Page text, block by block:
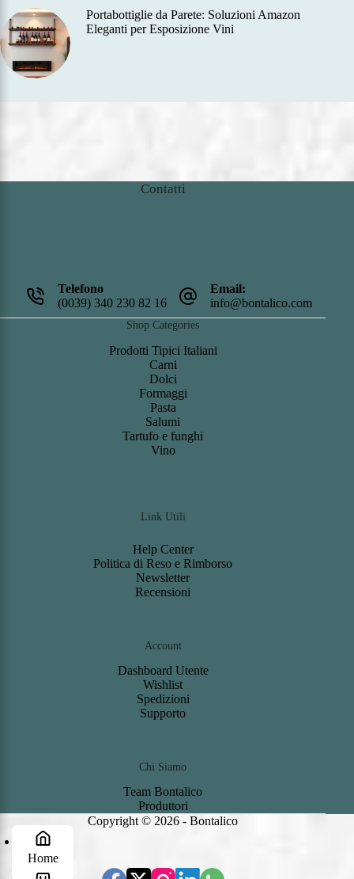
Portabottiglie da Parete: Soluzioni Amazon
Eleganti per Esposizione Vini
Contatti
Telefono
(0039) 340 230 82 16
Email:
info@bontalico.com
Shop Categories
Prodotti Tipici Italiani
Carni
Dolci
Formaggi
Pasta
Salumi
Tartufo e funghi
Vino
Link Utili
Help Center
Politica di Reso e Rimborso
Newsletter
Recensioni
Account
Dashboard Utente
Wishlist
Spedizioni
Supporto
Chi Siamo
Team Bontalico
Produttori
Copyright © 2026 - Bontalico
Home